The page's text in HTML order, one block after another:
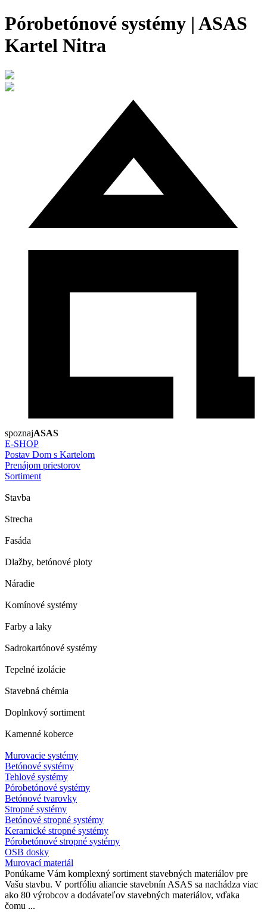
Pórobetónové systémy | ASAS
Kartel Nitra
spoznajASAS
E-SHOP
Postav Dom s Kartelom
Prenájom priestorov
Sortiment
Stavba
Strecha
Fasáda
Dlažby, betónové ploty
Náradie
Komínové systémy
Farby a laky
Sadrokartónové systémy
Tepelné izolácie
Stavebná chémia
Doplnkový sortiment
Kamenné koberce
Murovacie systémy
Betónové systémy
Tehlové systémy
Pórobetónové systémy
Betónové tvarovky
Stropné systémy
Betónové stropné systémy
Keramické stropné systémy
Pórobetónové stropné systémy
OSB dosky
Murovací materiál
Ponúkame Vám komplexný sortiment stavebných materiálov pre
Vašu stavbu. V portfóliu aliancie stavebnín ASAS sa nachádza viac
ako 80 výrobcov a dodávateľov stavebných materiálov, vďaka
čomu ...